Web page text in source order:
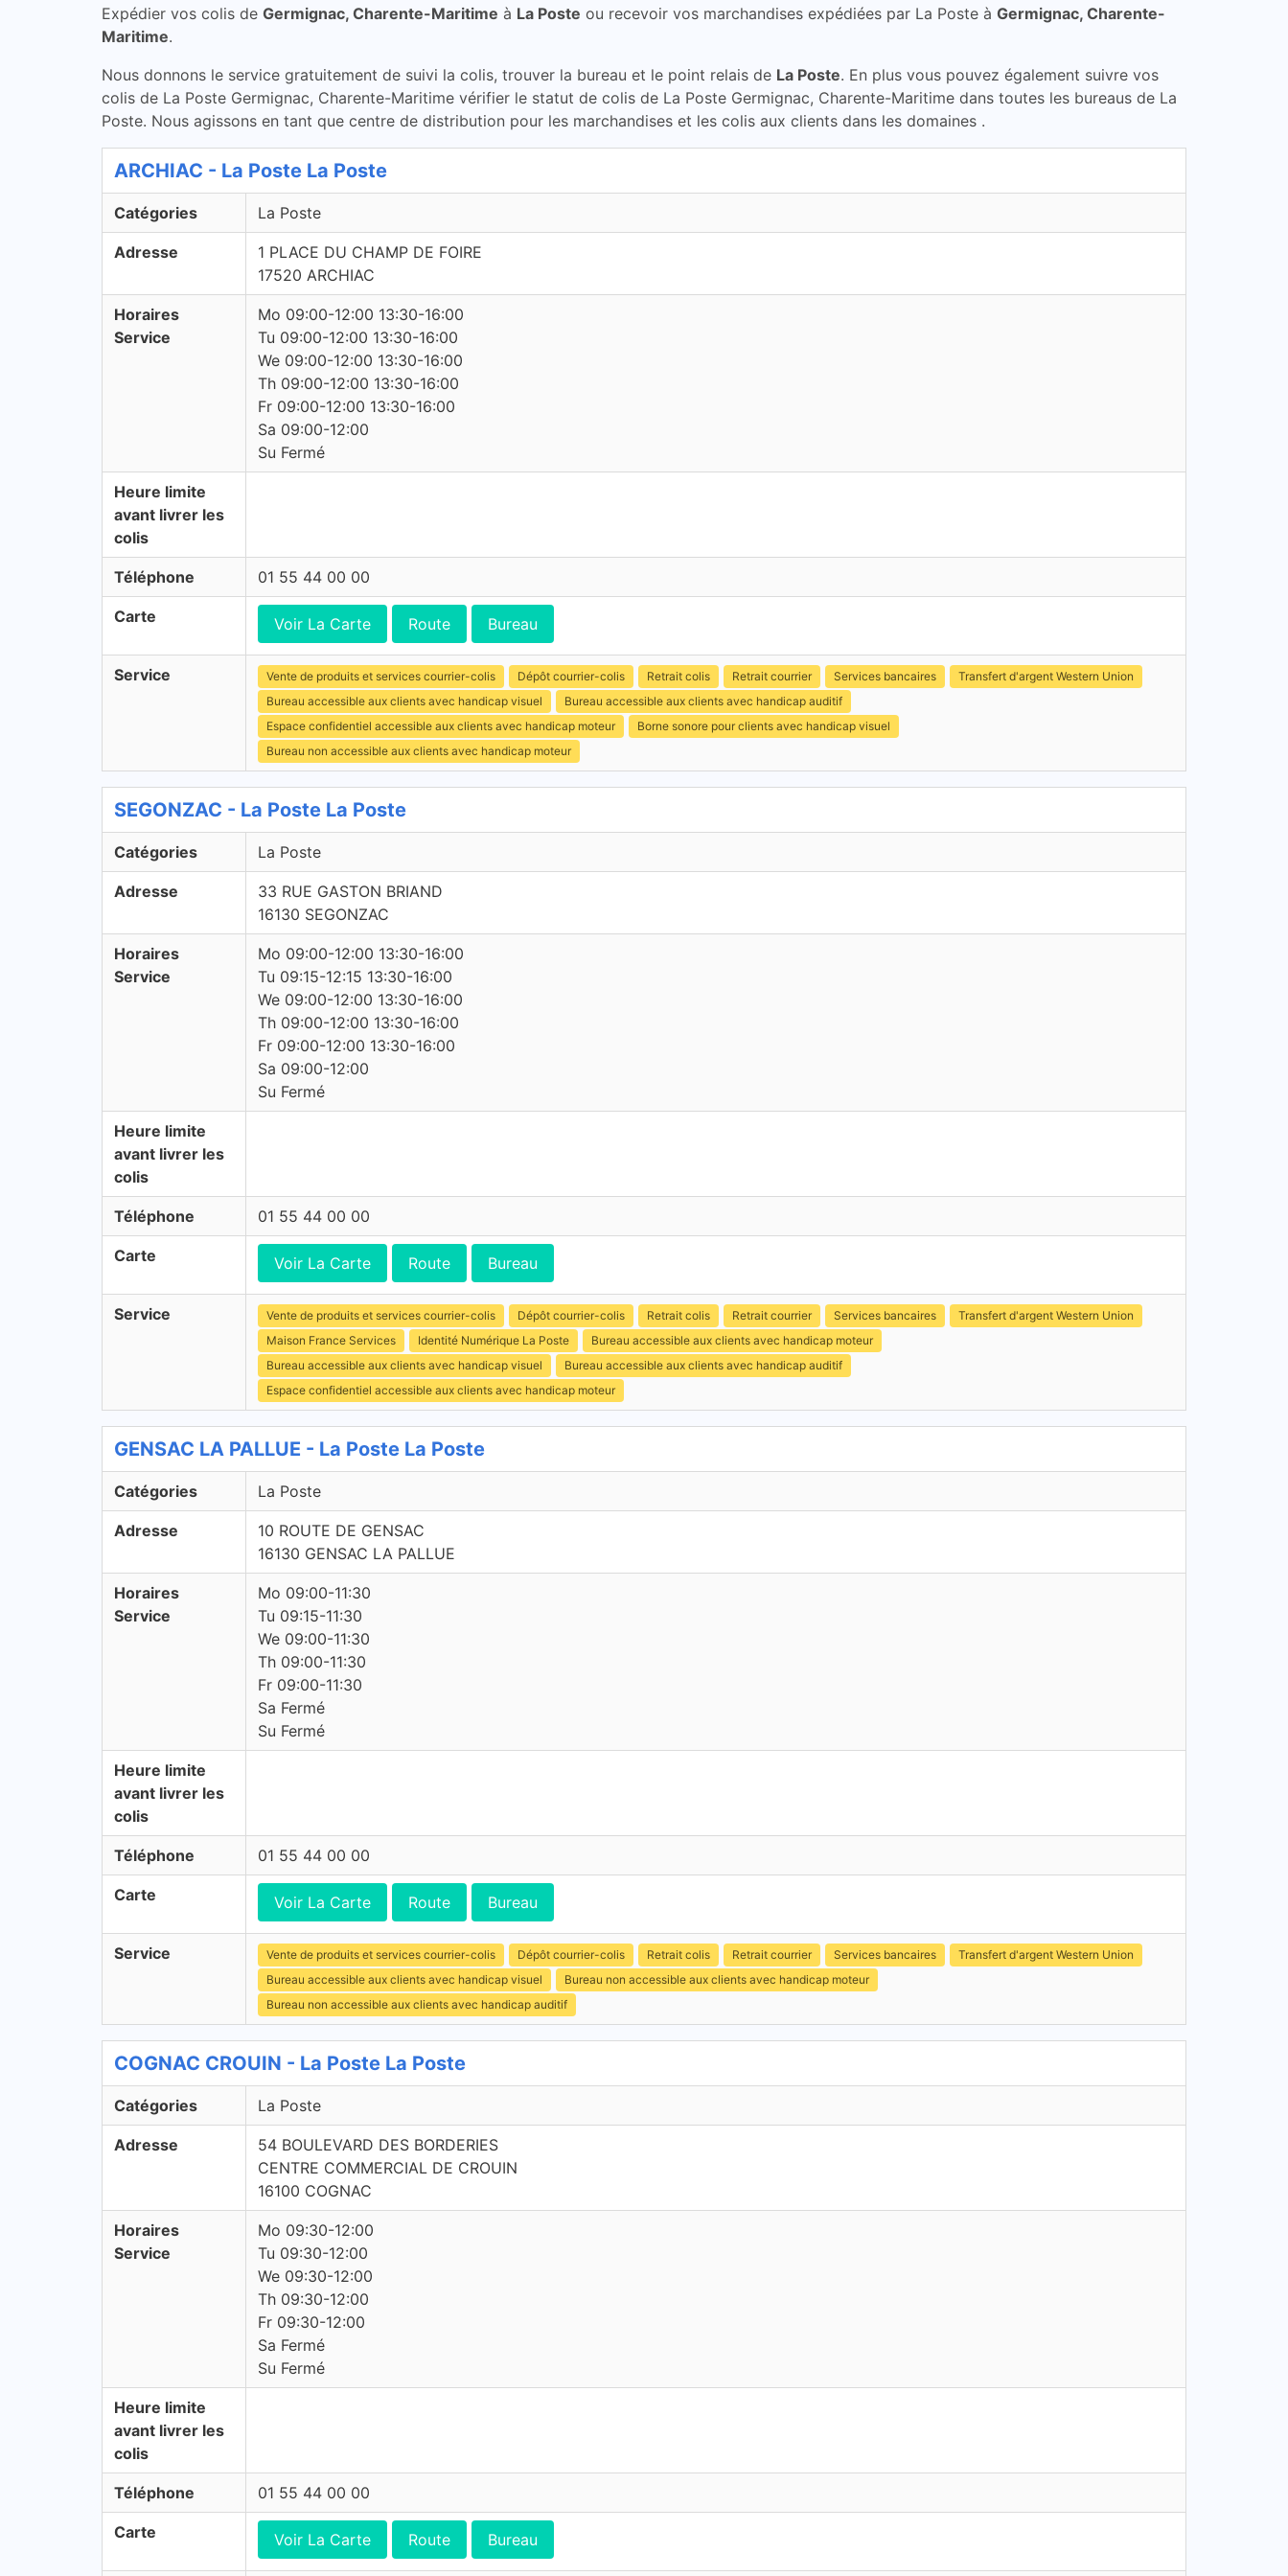
Expédier vos colis de Germignac, Charente-Maritime à La Poste ou recevoir vos marchandises expédiées par La Poste à Germignac, Charente-
Maritime.
Nous donnons le service gratuitement de suivi la colis, trouver la bureau et le point relais de La Poste. En plus vous pouvez également suivre vos
colis de La Poste Germignac, Charente-Maritime vérifier le statut de colis de La Poste Germignac, Charente-Maritime dans toutes les bureaus de La
Poste. Nous agissons en tant que centre de distribution pour les marchandises et les colis aux clients dans les domaines .
ARCHIAC - La Poste La Poste
Catégories La Poste
Adresse
1 PLACE DU CHAMP DE FOIRE
17520 ARCHIAC
Horaires
Service
Mo 09:00-12:00 13:30-16:00
Tu 09:00-12:00 13:30-16:00
We 09:00-12:00 13:30-16:00
Th 09:00-12:00 13:30-16:00
Fr 09:00-12:00 13:30-16:00
Sa 09:00-12:00
Su Fermé
Heure limite
avant livrer les
colis
Téléphone 01 55 44 00 00
Carte Voir La Carte Route Bureau
Service Vente de produits et services courrier-colis Dépôt courrier-colis Retrait colis Retrait courrier Services bancaires
Transfert d'argent Western Union
Bureau accessible aux clients avec handicap visuel
Bureau accessible aux clients avec handicap auditif
Espace confidentiel accessible aux clients avec handicap moteur
Borne sonore pour clients avec handicap visuel
Bureau non accessible aux clients avec handicap moteur
SEGONZAC - La Poste La Poste
Catégories La Poste
Adresse
33 RUE GASTON BRIAND
16130 SEGONZAC
Horaires
Service
Mo 09:00-12:00 13:30-16:00
Tu 09:15-12:15 13:30-16:00
We 09:00-12:00 13:30-16:00
Th 09:00-12:00 13:30-16:00
Fr 09:00-12:00 13:30-16:00
Sa 09:00-12:00
Su Fermé
Heure limite
avant livrer les
colis
Téléphone 01 55 44 00 00
Carte Voir La Carte Route Bureau
Service Vente de produits et services courrier-colis Dépôt courrier-colis Retrait colis Retrait courrier Services bancaires
Transfert d'argent Western Union
Maison France Services
Identité Numérique La Poste
Bureau accessible aux clients avec handicap moteur
Bureau accessible aux clients avec handicap visuel
Bureau accessible aux clients avec handicap auditif
Espace confidentiel accessible aux clients avec handicap moteur
GENSAC LA PALLUE - La Poste La Poste
Catégories La Poste
Adresse
10 ROUTE DE GENSAC
16130 GENSAC LA PALLUE
Horaires
Service
Mo 09:00-11:30
Tu 09:15-11:30
We 09:00-11:30
Th 09:00-11:30
Fr 09:00-11:30
Sa Fermé
Su Fermé
Heure limite
avant livrer les
colis
Téléphone 01 55 44 00 00
Carte Voir La Carte Route Bureau
Service Vente de produits et services courrier-colis Dépôt courrier-colis Retrait colis Retrait courrier Services bancaires
Transfert d'argent Western Union
Bureau accessible aux clients avec handicap visuel
Bureau non accessible aux clients avec handicap moteur
Bureau non accessible aux clients avec handicap auditif
COGNAC CROUIN - La Poste La Poste
Catégories La Poste
Adresse
54 BOULEVARD DES BORDERIES
CENTRE COMMERCIAL DE CROUIN
16100 COGNAC
Horaires
Service
Mo 09:30-12:00
Tu 09:30-12:00
We 09:30-12:00
Th 09:30-12:00
Fr 09:30-12:00
Sa Fermé
Su Fermé
Heure limite
avant livrer les
colis
Téléphone 01 55 44 00 00
Carte Voir La Carte Route Bureau